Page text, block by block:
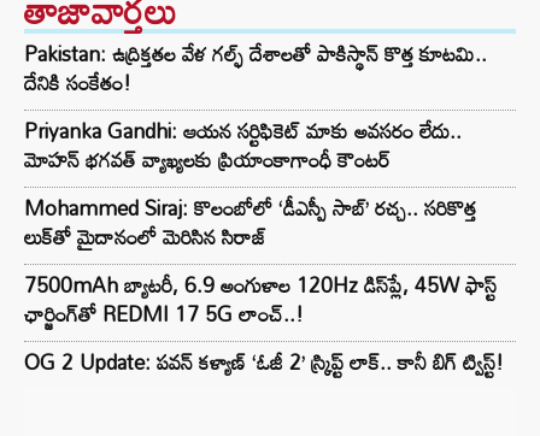
Pakistan: ఉద్రిక్తతల వేళ గల్ఫ్ దేశాలతో పాకిస్థాన్ కొత్త కూటమి..
దేనికి సంకేతం!
Priyanka Gandhi: ఆయన సర్టిఫికెట్ మాకు అవసరం లేదు..
మోహన్ భగవత్‌ వ్యాఖ్యలకు ప్రియాంకాగాంధీ కౌంటర్
Mohammed Siraj: కొలంబోలో ‘డీఎస్పీ సాబ్’ రచ్చ.. సరికొత్త
లుక్‌తో మైదానంలో మెరిసిన సిరాజ్
7500mAh బ్యాటరీ, 6.9 అంగుళాల 120Hz డిస్‌ప్లే, 45W ఫాస్ట్
ఛార్జింగ్‌తో REDMI 17 5G లాంచ్..!
OG 2 Update: పవన్ కళ్యాణ్ ‘ఓజీ 2’ స్క్రిప్ట్ లాక్.. కానీ బిగ్ ట్విస్ట్!